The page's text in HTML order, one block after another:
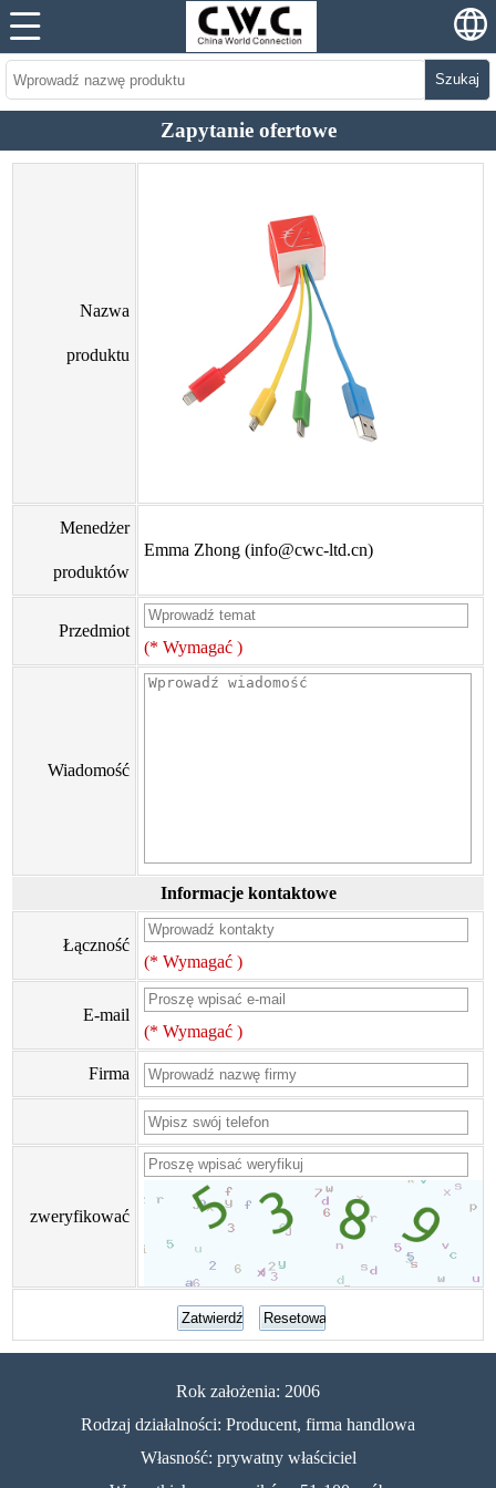
Szukaj
Zapytanie ofertowe
Nazwa
produktu
Menedżer
produktów
Emma Zhong (info@cwc-ltd.cn)
Przedmiot
(* Wymagać )
Wiadomość
Informacje kontaktowe
Łączność
(* Wymagać )
E-mail
(* Wymagać )
Firma
zweryfikować
Rok założenia: 2006
Rodzaj działalności: Producent, firma handlowa
Własność: prywatny właściciel